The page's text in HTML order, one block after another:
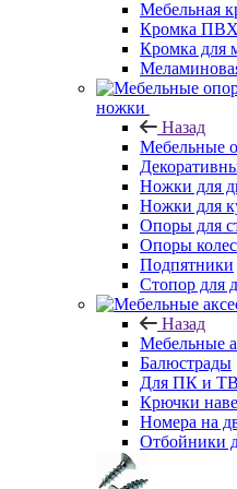
Мебельная
Кромка ПВХ
Кромка для
ножки
Назад
Мебельные
Ножки для
Ножки для
Опоры для
Опоры
Подпятники
Стопор для
Назад
Мебельные
Балюстрады
Для ПК и ТВ
Крючки
Номера на
Отбойники